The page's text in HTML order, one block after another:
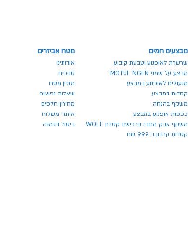
מבצעים חמים
שרשרת לאופנוע וטבעת קיבוע
מבצע על שמני MOTUL NGEN
מנעולים לאופנוע במבצע
קסדות במבצע
משקף בהנחה
כפפות אופנוע במבצע
משקף אבק מתנה ברכישת קסדת WOLF
קסדות קרבון ב 999 שח
מטרו אביזרים
אודותינו
סניפים
מגזין מטרו
שאלות נפוצות
מחירון חלפים
איתור משלוח
ביטול הזמנה